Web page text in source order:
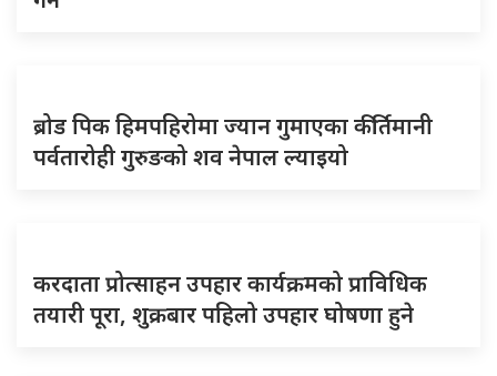
ब्रोड पिक हिमपहिरोमा ज्यान गुमाएका कीर्तिमानी
पर्वतारोही गुरुङको शव नेपाल ल्याइयो
करदाता प्रोत्साहन उपहार कार्यक्रमको प्राविधिक
तयारी पूरा, शुक्रबार पहिलो उपहार घोषणा हुने